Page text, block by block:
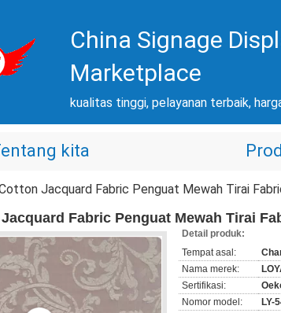
China Signage
Marketplace
kualitas tinggi, pelayanan terbaik,
kita
Jacquard Fabric Penguat Mewah Tirai
Fabric Penguat Mewah Tirai
Detail produk:
Tempat asal:
Nama merek:
Sertifikasi:
Nomor model:
LY-